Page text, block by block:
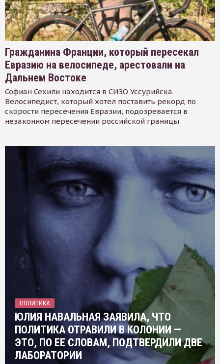
Гражданина Франции, который пересекал
Евразию на велосипеде, арестовали на
Дальнем Востоке
Софиан Сехили находится в СИЗО Уссурийска.
Велосипедист, который хотел поставить рекорд по
скорости пересечения Евразии, подозревается в
незаконном пересечении российской границы
ПОЛИТИКА
ЮЛИЯ НАВАЛЬНАЯ ЗАЯВИЛА, ЧТО
ПОЛИТИКА ОТРАВИЛИ В КОЛОНИИ —
ЭТО, ПО ЕЕ СЛОВАМ, ПОДТВЕРДИЛИ ДВЕ
ЛАБОРАТОРИИ